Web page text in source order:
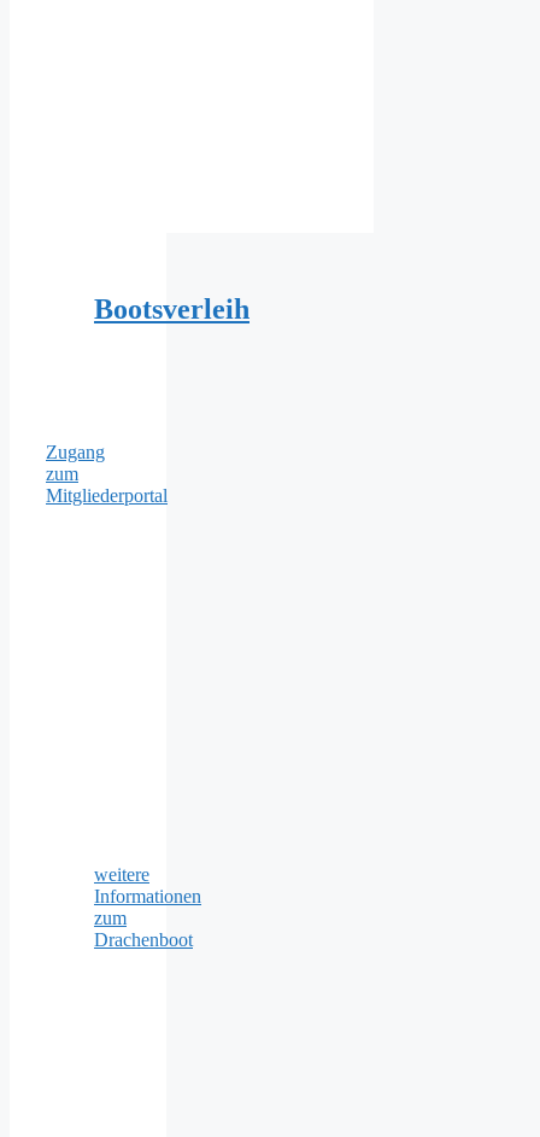
Bootsverleih
Zugang
zum
Mitgliederportal
weitere
Informationen
zum
Drachenboot